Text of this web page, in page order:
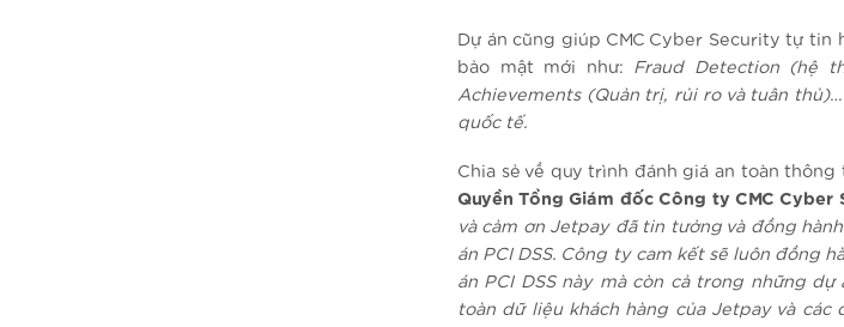
Dự án cũng giúp CMC Cyber Security tự
bảo mật mới như: Fraud Detection (hệ
Achievements (Quản trị, rủi ro và tuân
quốc tế.
Chia sẻ về quy trình đánh giá an toàn thông
Quyền Tổng Giám đốc Công ty CMC Cyber
và cảm ơn Jetpay đã tin tưởng và đồng
án PCI DSS. Công ty cam kết sẽ luôn đồng
án PCI DSS này mà còn cả trong những
toàn dữ liệu khách hàng của Jetpay và